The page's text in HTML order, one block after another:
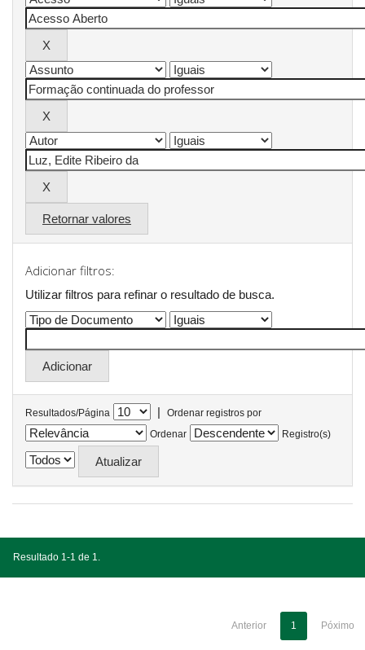
Retornar valores
Adicionar filtros:
Utilizar filtros para refinar o resultado de busca.
Resultados/Página |
Ordenar registros por
Ordenar
Registro(s)
Resultado 1-1 de 1.
Anterior 1 Póximo